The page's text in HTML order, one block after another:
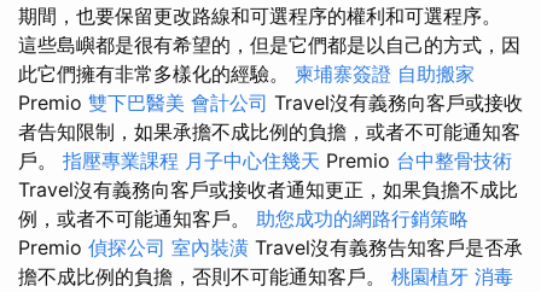
期間，也要保留更改路線和可選程序的權利和可選程序。
這些島嶼都是很有希望的，但是它們都是以自己的方式，因
此它們擁有非常多樣化的經驗。 柬埔寨簽證 自助搬家
Premio 雙下巴醫美 會計公司 Travel沒有義務向客戶或接收
者告知限制，如果承擔不成比例的負擔，或者不可能通知客
戶。 指壓專業課程 月子中心住幾天 Premio 台中整骨技術
Travel沒有義務向客戶或接收者通知更正，如果負擔不成比
例，或者不可能通知客戶。 助您成功的網路行銷策略
Premio 偵探公司 室內裝潢 Travel沒有義務告知客戶是否承
擔不成比例的負擔，否則不可能通知客戶。 桃園植牙 消毒